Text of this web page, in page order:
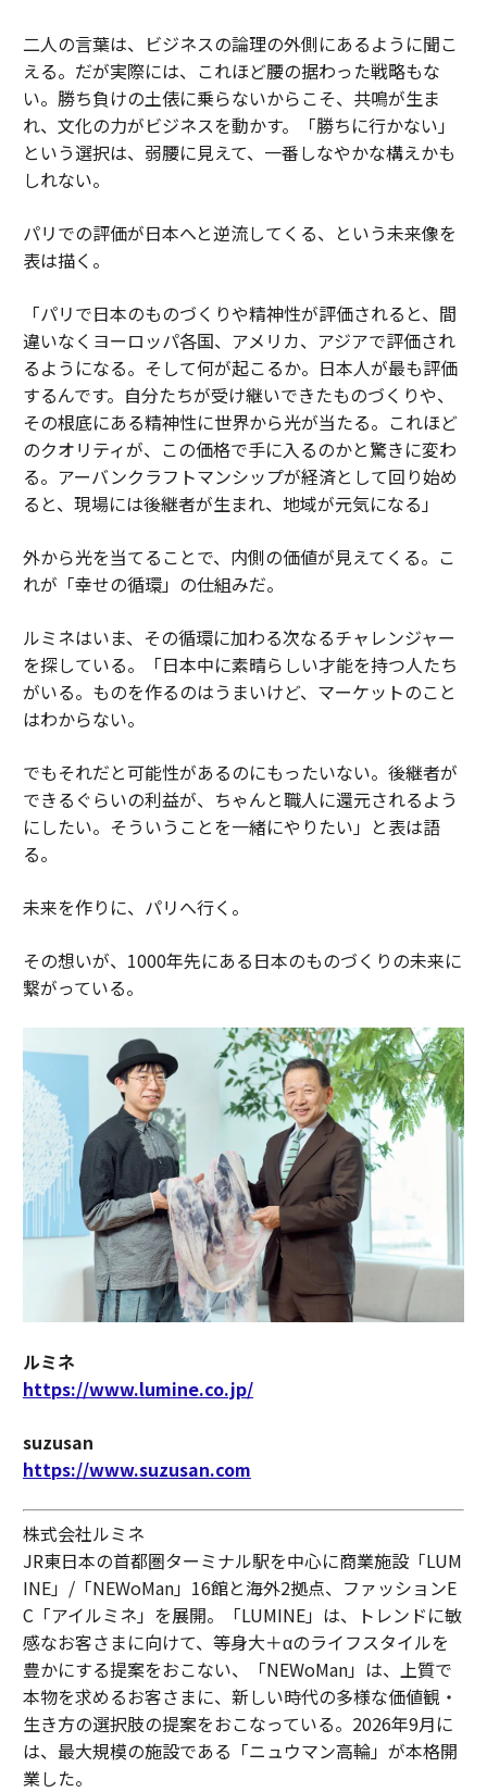
二人の言葉は、ビジネスの論理の外側にあるように聞こ
える。だが実際には、これほど腰の据わった戦略もな
い。勝ち負けの土俵に乗らないからこそ、共鳴が生ま
れ、文化の力がビジネスを動かす。「勝ちに行かない」
という選択は、弱腰に見えて、一番しなやかな構えかも
しれない。
パリでの評価が日本へと逆流してくる、という未来像を
表は描く。
「パリで日本のものづくりや精神性が評価されると、間
違いなくヨーロッパ各国、アメリカ、アジアで評価され
るようになる。そして何が起こるか。日本人が最も評価
するんです。自分たちが受け継いできたものづくりや、
その根底にある精神性に世界から光が当たる。これほど
のクオリティが、この価格で手に入るのかと驚きに変わ
る。アーバンクラフトマンシップが経済として回り始め
ると、現場には後継者が生まれ、地域が元気になる」
外から光を当てることで、内側の価値が見えてくる。こ
れが「幸せの循環」の仕組みだ。
ルミネはいま、その循環に加わる次なるチャレンジャー
を探している。「日本中に素晴らしい才能を持つ人たち
がいる。ものを作るのはうまいけど、マーケットのこと
はわからない。
でもそれだと可能性があるのにもったいない。後継者が
できるぐらいの利益が、ちゃんと職人に還元されるよう
にしたい。そういうことを一緒にやりたい」と表は語
る。
未来を作りに、パリへ行く。
その想いが、1000年先にある日本のものづくりの未来に
繋がっている。
ルミネ
https://www.lumine.co.jp/
suzusan
https://www.suzusan.com
株式会社ルミネ
JR東日本の首都圏ターミナル駅を中心に商業施設「LUM
INE」/「NEWoMan」16館と海外2拠点、ファッションE
C「アイルミネ」を展開。「LUMINE」は、トレンドに敏
感なお客さまに向けて、等身大＋αのライフスタイルを
豊かにする提案をおこない、「NEWoMan」は、上質で
本物を求めるお客さまに、新しい時代の多様な価値観・
生き方の選択肢の提案をおこなっている。2026年9月に
は、最大規模の施設である「ニュウマン高輪」が本格開
業した。